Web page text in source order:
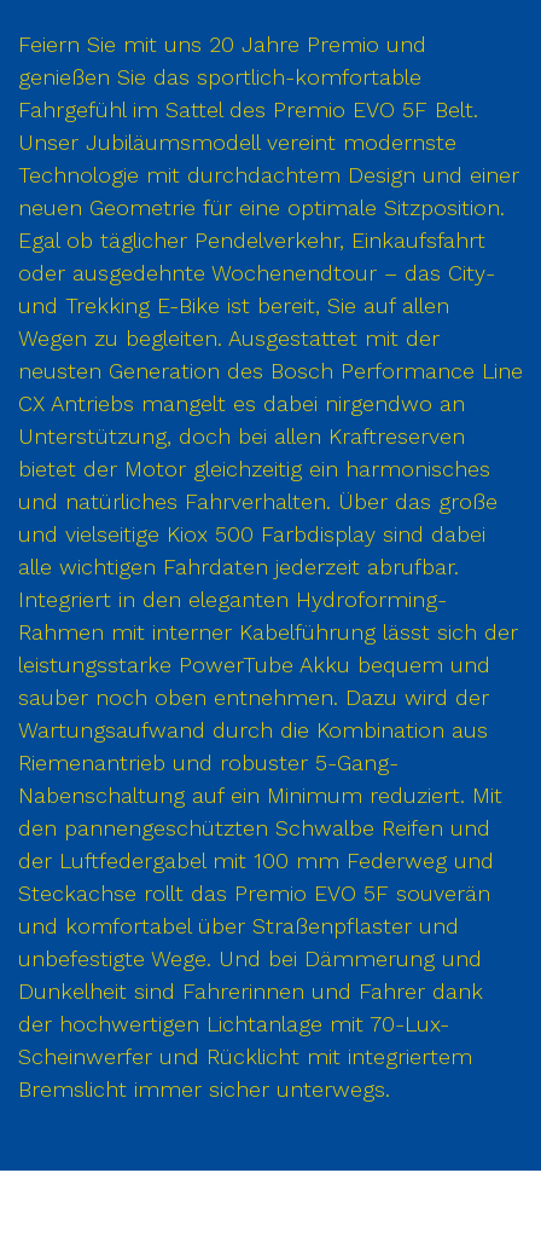
Feiern Sie mit uns 20 Jahre Premio und
genießen Sie das sportlich-komfortable
Fahrgefühl im Sattel des Premio EVO 5F Belt.
Unser Jubiläumsmodell vereint modernste
Technologie mit durchdachtem Design und einer
neuen Geometrie für eine optimale Sitzposition.
Egal ob täglicher Pendelverkehr, Einkaufsfahrt
oder ausgedehnte Wochenendtour – das City-
und Trekking E-Bike ist bereit, Sie auf allen
Wegen zu begleiten. Ausgestattet mit der
neusten Generation des Bosch Performance Line
CX Antriebs mangelt es dabei nirgendwo an
Unterstützung, doch bei allen Kraftreserven
bietet der Motor gleichzeitig ein harmonisches
und natürliches Fahrverhalten. Über das große
und vielseitige Kiox 500 Farbdisplay sind dabei
alle wichtigen Fahrdaten jederzeit abrufbar.
Integriert in den eleganten Hydroforming-
Rahmen mit interner Kabelführung lässt sich der
leistungsstarke PowerTube Akku bequem und
sauber noch oben entnehmen. Dazu wird der
Wartungsaufwand durch die Kombination aus
Riemenantrieb und robuster 5-Gang-
Nabenschaltung auf ein Minimum reduziert. Mit
den pannengeschützten Schwalbe Reifen und
der Luftfedergabel mit 100 mm Federweg und
Steckachse rollt das Premio EVO 5F souverän
und komfortabel über Straßenpflaster und
unbefestigte Wege. Und bei Dämmerung und
Dunkelheit sind Fahrerinnen und Fahrer dank
der hochwertigen Lichtanlage mit 70-Lux-
Scheinwerfer und Rücklicht mit integriertem
Bremslicht immer sicher unterwegs.